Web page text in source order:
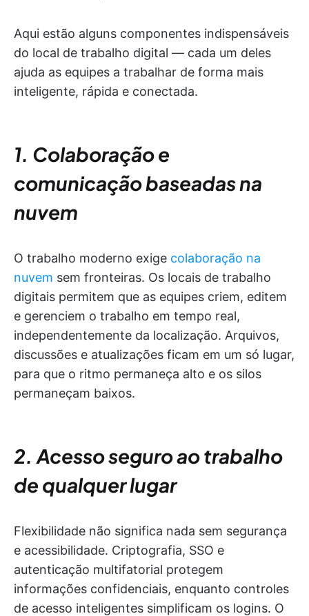
Aqui estão alguns componentes indispensáveis
do local de trabalho digital — cada um deles
ajuda as equipes a trabalhar de forma mais
inteligente, rápida e conectada.
1. Colaboração e
comunicação baseadas na
nuvem
O trabalho moderno exige colaboração na
nuvem sem fronteiras. Os locais de trabalho
digitais permitem que as equipes criem, editem
e gerenciem o trabalho em tempo real,
independentemente da localização. Arquivos,
discussões e atualizações ficam em um só lugar,
para que o ritmo permaneça alto e os silos
permaneçam baixos.
2. Acesso seguro ao trabalho
de qualquer lugar
Flexibilidade não significa nada sem segurança
e acessibilidade. Criptografia, SSO e
autenticação multifatorial protegem
informações confidenciais, enquanto controles
de acesso inteligentes simplificam os logins. O